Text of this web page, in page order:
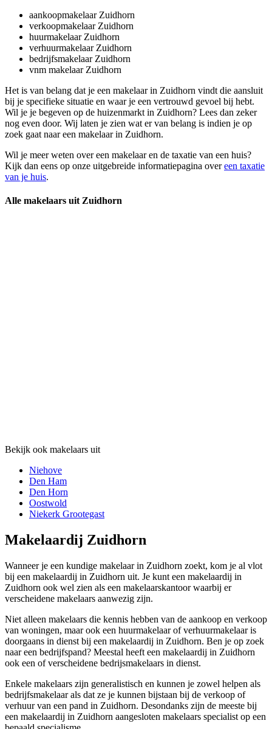
aankoopmakelaar Zuidhorn
verkoopmakelaar Zuidhorn
huurmakelaar Zuidhorn
verhuurmakelaar Zuidhorn
bedrijfsmakelaar Zuidhorn
vnm makelaar Zuidhorn
Het is van belang dat je een makelaar in Zuidhorn vindt die aansluit
bij je specifieke situatie en waar je een vertrouwd gevoel bij hebt.
Wil je je begeven op de huizenmarkt in Zuidhorn? Lees dan zeker
nog even door. Wij laten je zien wat er van belang is indien je op
zoek gaat naar een makelaar in Zuidhorn.
Wil je meer weten over een makelaar en de taxatie van een huis?
Kijk dan eens op onze uitgebreide informatiepagina overeen taxatie
van je huis.
Alle makelaars uit Zuidhorn
Bekijk ook makelaars uit
Niehove
Den Ham
Den Horn
Oostwold
Niekerk Grootegast
Makelaardij Zuidhorn
Wanneer je een kundige makelaar in Zuidhorn zoekt, kom je al vlot
bij een makelaardij in Zuidhorn uit. Je kunt een makelaardij in
Zuidhorn ook wel zien als een makelaarskantoor waarbij er
verscheidene makelaars aanwezig zijn.
Niet alleen makelaars die kennis hebben van de aankoop en verkoop
van woningen, maar ook een huurmakelaar of verhuurmakelaar is
doorgaans in dienst bij een makelaardij in Zuidhorn. Ben je op zoek
naar een bedrijfspand? Meestal heeft een makelaardij in Zuidhorn
ook een of verscheidene bedrijsmakelaars in dienst.
Enkele makelaars zijn generalistisch en kunnen je zowel helpen als
bedrijfsmakelaar als dat ze je kunnen bijstaan bij de verkoop of
verhuur van een pand in Zuidhorn. Desondanks zijn de meeste bij
een makelaardij in Zuidhorn aangesloten makelaars specialist op een